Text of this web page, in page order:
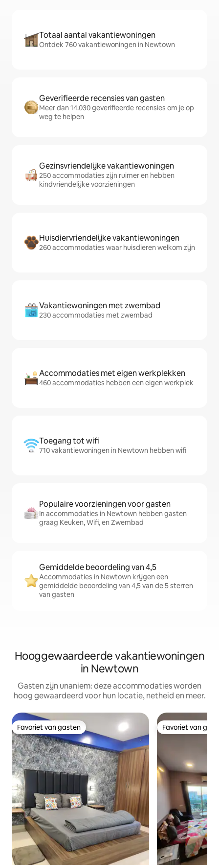
Totaal aantal vakantiewoningen
Ontdek 760 vakantiewoningen in Newtown
Geverifieerde recensies van gasten
Meer dan 14.030 geverifieerde recensies om je op
weg te helpen
Gezinsvriendelijke vakantiewoningen
250 accommodaties zijn ruimer en hebben
kindvriendelijke voorzieningen
Huisdiervriendelijke vakantiewoningen
260 accommodaties waar huisdieren welkom zijn
Vakantiewoningen met zwembad
230 accommodaties met zwembad
Accommodaties met eigen werkplekken
460 accommodaties hebben een eigen werkplek
Toegang tot wifi
710 vakantiewoningen in Newtown hebben wifi
Populaire voorzieningen voor gasten
In accommodaties in Newtown hebben gasten
graag Keuken, Wifi, en Zwembad
Gemiddelde beoordeling van 4,5
Accommodaties in Newtown krijgen een
gemiddelde beoordeling van 4,5 van de 5 sterren
van gasten
Hooggewaardeerde vakantiewoningen
in Newtown
Gasten zijn unaniem: deze accommodaties worden
hoog gewaardeerd voor hun locatie, netheid en meer.
Favoriet van gasten
Favoriet van gasten Favoriet van
Favoriet van